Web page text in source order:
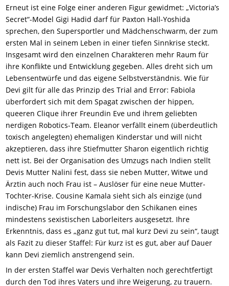
Erneut ist eine Folge einer anderen Figur gewidmet: „Victoria’s
Secret“-Model Gigi Hadid darf für Paxton Hall-Yoshida
sprechen, den Supersportler und Mädchenschwarm, der zum
ersten Mal in seinem Leben in einer tiefen Sinnkrise steckt.
Insgesamt wird den einzelnen Charakteren mehr Raum für
ihre Konflikte und Entwicklung gegeben. Alles dreht sich um
Lebensentwürfe und das eigene Selbstverständnis. Wie für
Devi gilt für alle das Prinzip des Trial and Error: Fabiola
überfordert sich mit dem Spagat zwischen der hippen,
queeren Clique ihrer Freundin Eve und ihrem geliebten
nerdigen Robotics-Team. Eleanor verfällt einem (überdeutlich
toxisch angelegten) ehemaligen Kinderstar und will nicht
akzeptieren, dass ihre Stiefmutter Sharon eigentlich richtig
nett ist. Bei der Organisation des Umzugs nach Indien stellt
Devis Mutter Nalini fest, dass sie neben Mutter, Witwe und
Ärztin auch noch Frau ist – Auslöser für eine neue Mutter-
Tochter-Krise. Cousine Kamala sieht sich als einzige (und
indische) Frau im Forschungslabor den Schikanen eines
mindestens sexistischen Laborleiters ausgesetzt. Ihre
Erkenntnis, dass es „ganz gut tut, mal kurz Devi zu sein“, taugt
als Fazit zu dieser Staffel: Für kurz ist es gut, aber auf Dauer
kann Devi ziemlich anstrengend sein.
In der ersten Staffel war Devis Verhalten noch gerechtfertigt
durch den Tod ihres Vaters und ihre Weigerung, zu trauern.